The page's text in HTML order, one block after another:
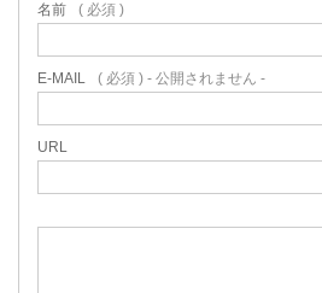
名前 ( 必須 )
E-MAIL ( 必須 ) - 公開されません -
URL